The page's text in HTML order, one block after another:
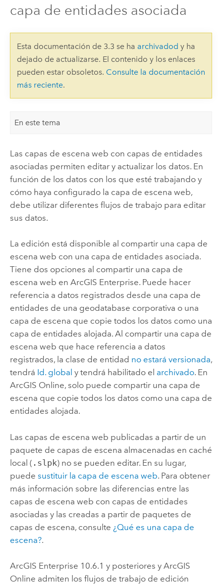
capa de entidades asociada
Esta documentación de 3.3 se ha archivadod y ha
dejado de actualizarse. El contenido y los enlaces
pueden estar obsoletos. Consulte la documentación
más reciente.
En este tema
Las capas de escena web con capas de entidades
asociadas permiten editar y actualizar los datos. En
función de los datos con los que esté trabajando y
cómo haya configurado la capa de escena web,
debe utilizar diferentes flujos de trabajo para editar
sus datos.
La edición está disponible al compartir una capa de
escena web con una capa de entidades asociada.
Tiene dos opciones al compartir una capa de
escena web en ArcGIS Enterprise. Puede hacer
referencia a datos registrados desde una capa de
entidades de una geodatabase corporativa o una
capa de escena que copie todos los datos como una
capa de entidades alojada. Al compartir una capa de
escena web que hace referencia a datos
registrados, la clase de entidad no estará versionada,
tendrá Id. global y tendrá habilitado el archivado. En
ArcGIS Online, solo puede compartir una capa de
escena que copie todos los datos como una capa de
entidades alojada.
Las capas de escena web publicadas a partir de un
paquete de capas de escena almacenadas en caché
local ( .slpk) no se pueden editar. En su lugar,
puede sustituir la capa de escena web. Para obtener
más información sobre las diferencias entre las
capas de escena web con capas de entidades
asociadas y las creadas a partir de paquetes de
capas de escena, consulte ¿Qué es una capa de
escena?.
ArcGIS Enterprise 10.6.1 y posteriores y ArcGIS
Online admiten los flujos de trabajo de edición